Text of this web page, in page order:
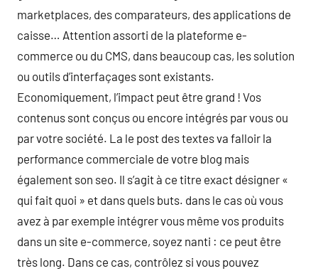
marketplaces, des comparateurs, des applications de
caisse… Attention assorti de la plateforme e-
commerce ou du CMS, dans beaucoup cas, les solution
ou outils d’interfaçages sont existants.
Economiquement, l’impact peut être grand ! Vos
contenus sont conçus ou encore intégrés par vous ou
par votre société. La le post des textes va falloir la
performance commerciale de votre blog mais
également son seo. Il s’agit à ce titre exact désigner «
qui fait quoi » et dans quels buts. dans le cas où vous
avez à par exemple intégrer vous même vos produits
dans un site e-commerce, soyez nanti : ce peut être
très long. Dans ce cas, contrôlez si vous pouvez